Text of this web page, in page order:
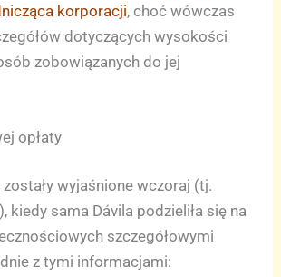
korporacji, choć wówczas
dotyczących wysokości
zobowiązanych do jej
opłaty
wyjaśnione wczoraj (tj.
kiedy sama Dávila podzieliła się na
szczegółowymi
z tymi informacjami: